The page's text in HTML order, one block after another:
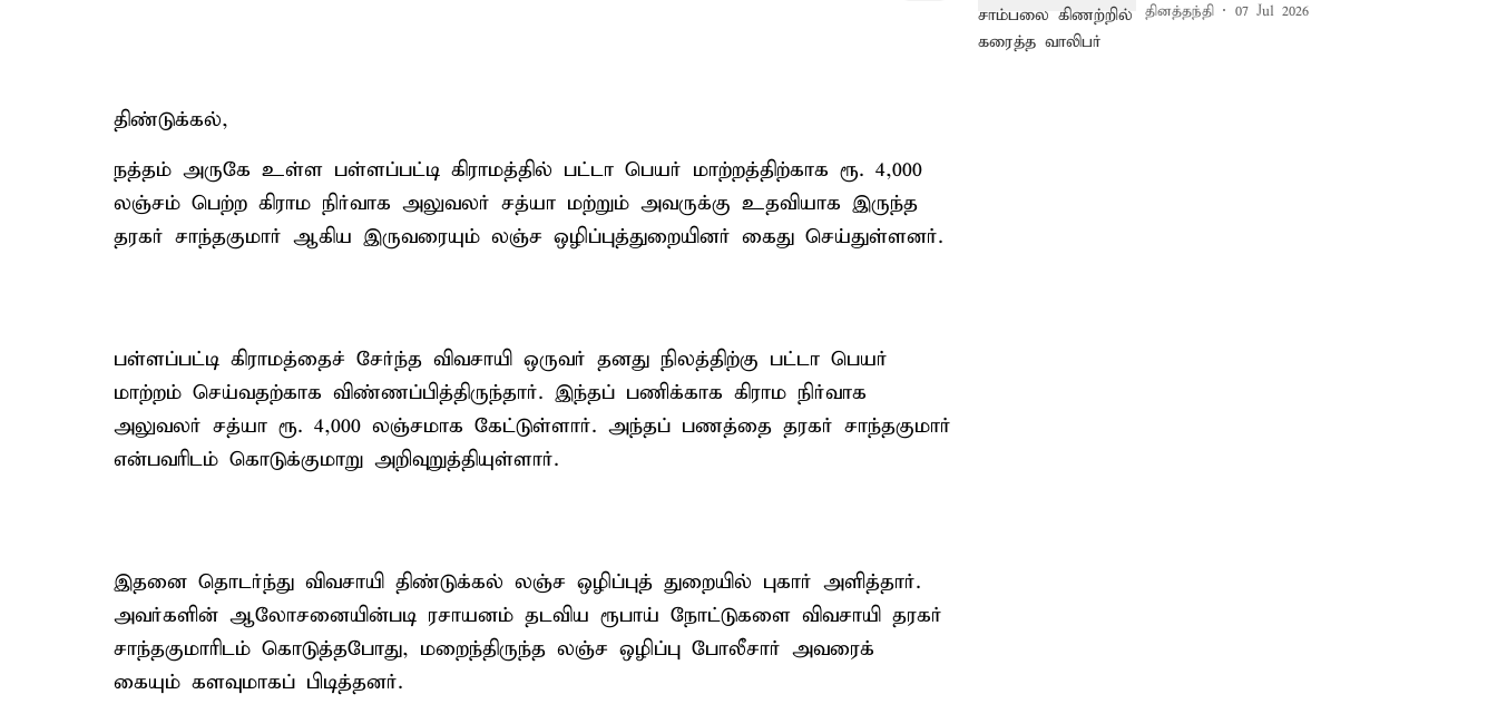
திண்டுக்கல்,
நத்தம் அருகே உள்ள பள்ளப்பட்டி கிராமத்தில் பட்டா பெயர் மாற்றத்திற்காக ரூ. 4,000
லஞ்சம் பெற்ற கிராம நிர்வாக அலுவலர் சத்யா மற்றும் அவருக்கு உதவியாக இருந்த
தரகர் சாந்தகுமார் ஆகிய இருவரையும் லஞ்ச ஒழிப்புத்துறையினர் கைது செய்துள்ளனர்.
பள்ளப்பட்டி கிராமத்தைச் சேர்ந்த விவசாயி ஒருவர் தனது நிலத்திற்கு பட்டா பெயர்
மாற்றம் செய்வதற்காக விண்ணப்பித்திருந்தார். இந்தப் பணிக்காக கிராம நிர்வாக
அலுவலர் சத்யா ரூ. 4,000 லஞ்சமாக கேட்டுள்ளார். அந்தப் பணத்தை தரகர் சாந்தகுமார்
என்பவரிடம் கொடுக்குமாறு அறிவுறுத்தியுள்ளார்.
இதனை தொடர்ந்து விவசாயி திண்டுக்கல் லஞ்ச ஒழிப்புத் துறையில் புகார் அளித்தார்.
அவர்களின் ஆலோசனையின்படி ரசாயனம் தடவிய ரூபாய் நோட்டுகளை விவசாயி தரகர்
சாந்தகுமாரிடம் கொடுத்தபோது, மறைந்திருந்த லஞ்ச ஒழிப்பு போலீசார் அவரைக்
கையும் களவுமாகப் பிடித்தனர்.
தினத்தந்தி 07 Jul 2026